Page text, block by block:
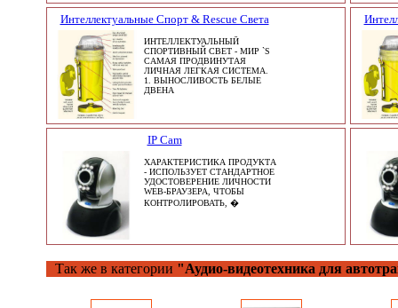
Интеллектуальные Спорт & Rescue Света
ИНТЕЛЛЕКТУАЛЬНЫЙ
СПОРТИВНЫЙ СВЕТ - МИР `S
САМАЯ ПРОДВИНУТАЯ
ЛИЧНАЯ ЛЕГКАЯ СИСТЕМА.
1. ВЫНОСЛИВОСТЬ БЕЛЫЕ
ДВЕНА
IP Cam
ХАРАКТЕРИСТИКА ПРОДУКТА
- ИСПОЛЬЗУЕТ СТАНДАРТНОЕ
УДОСТОВЕРЕНИЕ ЛИЧНОСТИ
WEB-БРАУЗЕРА, ЧТОБЫ
КОНТРОЛИРОВАТЬ, �
Так же в категории "Аудио-видеотехника для